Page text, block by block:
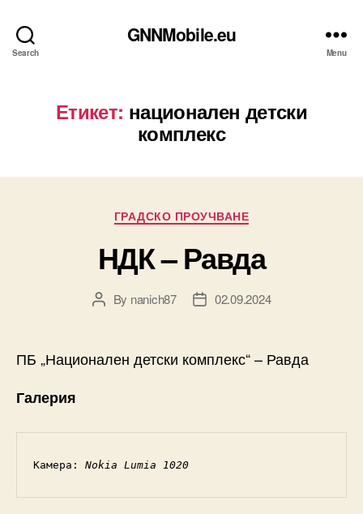
Search
GNNMobile.eu
Menu
Етикет: национален детски
комплекс
Categories
ГРАДСКО ПРОУЧВАНЕ
НДК – Равда
PostBy nanich87
Post02.09.2024
ПБ „Национален детски комплекс“ – Равда
Галерия
Камера: Nokia Lumia 1020